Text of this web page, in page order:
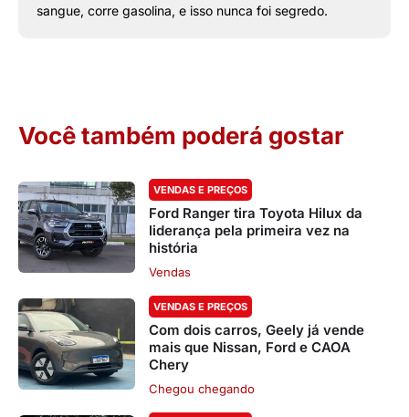
sangue, corre gasolina, e isso nunca foi segredo.
Você também poderá gostar
VENDAS E PREÇOS
Ford Ranger tira Toyota Hilux da
liderança pela primeira vez na
história
Vendas
VENDAS E PREÇOS
Com dois carros, Geely já vende
mais que Nissan, Ford e CAOA
Chery
Chegou chegando